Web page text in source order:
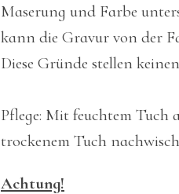
Maserung und Farbe
kann die Gravur von der
Diese Gründe stellen
Pflege: Mit feuchtem Tuch
trockenem Tuch
Achtung!